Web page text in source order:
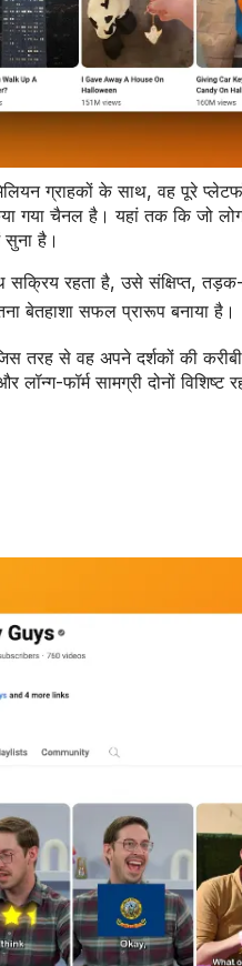
ग्राहकों के साथ, वह पूरे
गया चैनल है। यहां तक कि जो
सुना है।
रहता है, उसे संक्षिप्त,
बेतहाशा सफल प्रारूप बनाया है।
तरह से वह अपने दर्शकों की
फॉर्म सामग्री दोनों